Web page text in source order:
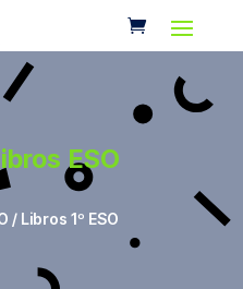
ESO
/ Libros 1º ESO